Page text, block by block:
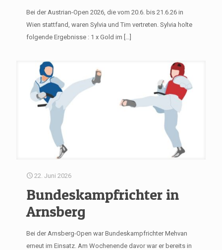
Bei der Austrian-Open 2026, die vom 20.6. bis 21.6.26 in
Wien stattfand, waren Sylvia und Tim vertreten. Sylvia holte
folgende Ergebnisse : 1 x Gold im […]
22. Juni 2026
Bundeskampfrichter in
Arnsberg
Bei der Arnsberg-Open war Bundeskampfrichter Mehvan
erneut im Einsatz. Am Wochenende davor war er bereits in